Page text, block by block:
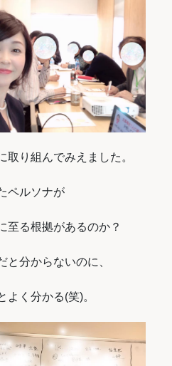
取り組んでみえました。
ペルソナが
至る根拠があるのか？
と分からないのに、
よく分かる(笑)。